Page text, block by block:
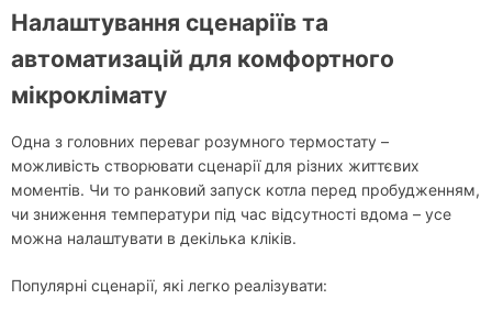
Налаштування сценаріїв та
автоматизацій для комфортного
мікроклімату
Одна з головних переваг розумного термостату –
можливість створювати сценарії для різних життєвих
моментів. Чи то ранковий запуск котла перед пробудженням,
чи зниження температури під час відсутності вдома – усе
можна налаштувати в декілька кліків.
Популярні сценарії, які легко реалізувати: